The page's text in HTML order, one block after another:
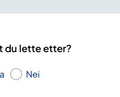
du lette etter?
Nei